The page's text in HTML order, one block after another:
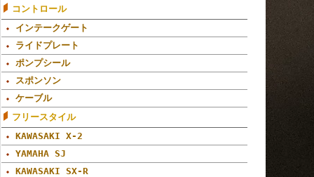
コントロール
インテークゲート
ライドプレート
ポンプシール
スポンソン
ケーブル
フリースタイル
KAWASAKI X-2
YAMAHA SJ
KAWASAKI SX-R